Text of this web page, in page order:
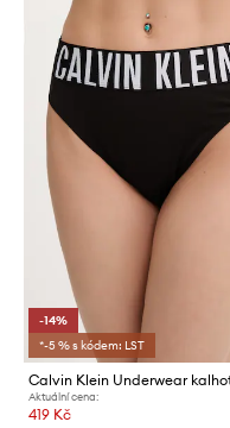
-14%
*-5 % s kódem: LST
Aktuální cena:
419 Kč